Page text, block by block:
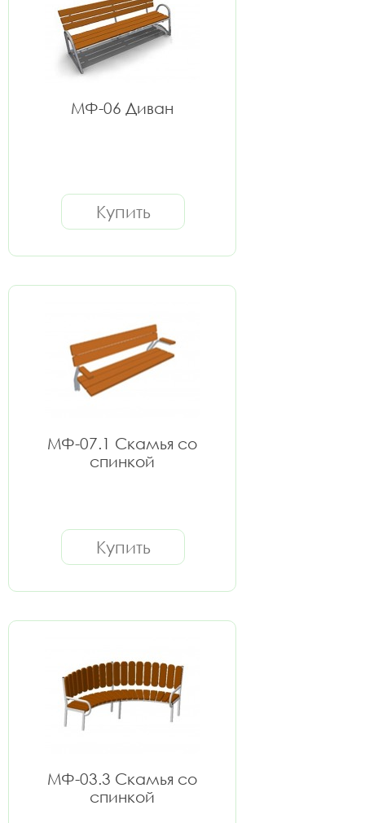
МФ-06 Диван
Купить
МФ-07.1 Скамья со
спинкой
Купить
МФ-03.3 Скамья со
спинкой